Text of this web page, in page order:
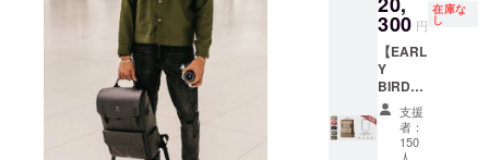
（Shoul
der
strap）
1個
フィー
ルド
パック
（Field
pack）
1個 ・
カメラ
パック
300 円
在庫な
し
【EARL
Y
BIRD
24%OF
F ブッ
クバッ
支援
者：
150